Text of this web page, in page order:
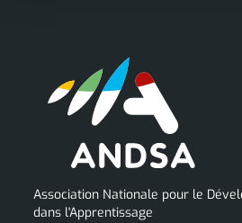
Association Nationale pour le
dans l'Apprentissage